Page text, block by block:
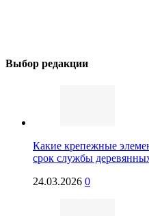
Выбор редакции
Какие крепежные
срок службы
24.03.2026 0